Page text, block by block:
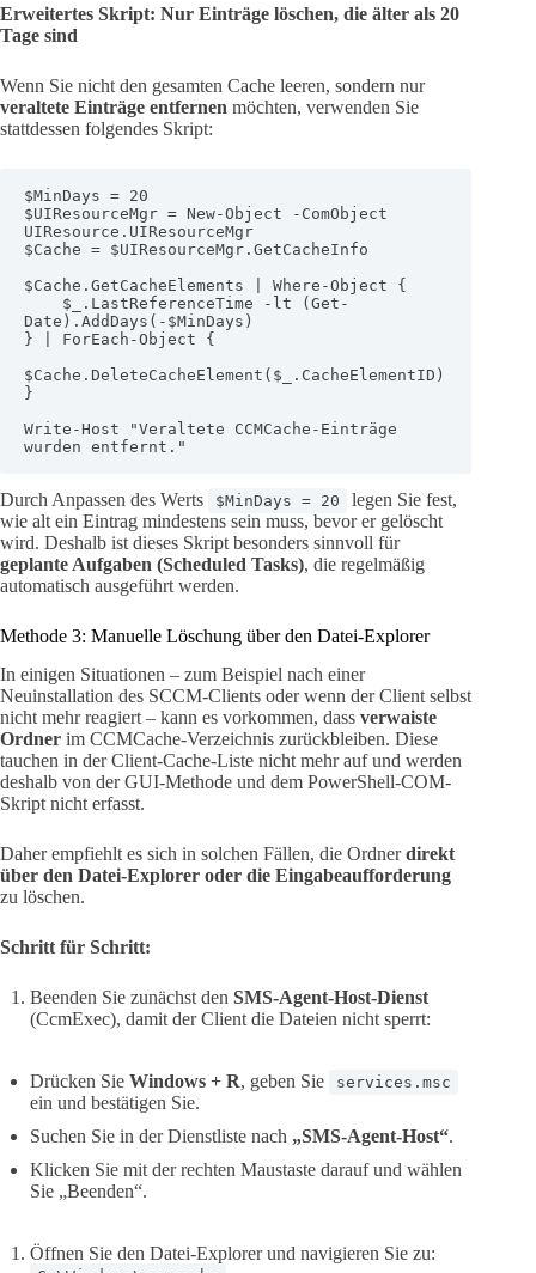
Erweitertes Skript: Nur Einträge löschen, die älter als 20
Tage sind
Wenn Sie nicht den gesamten Cache leeren, sondern nur
veraltete Einträge entfernen möchten, verwenden Sie
stattdessen folgendes Skript:
$MinDays = 20
$UIResourceMgr = New-Object -ComObject
UIResource.UIResourceMgr
$Cache = $UIResourceMgr.GetCacheInfo
$Cache.GetCacheElements | Where-Object {
Date).AddDays(-$MinDays)
} | ForEach-Object {
$Cache.DeleteCacheElement($_.CacheElementID)
}
Write-Host "Veraltete CCMCache-Einträge
wurden entfernt."
Durch Anpassen des Werts $MinDays = 20
legen Sie fest,
wie alt ein Eintrag mindestens sein muss, bevor er gelöscht
wird. Deshalb ist dieses Skript besonders sinnvoll für
geplante Aufgaben (Scheduled Tasks), die regelmäßig
automatisch ausgeführt werden.
Methode 3: Manuelle Löschung über den Datei-Explorer
In einigen Situationen – zum Beispiel nach einer
Neuinstallation des SCCM-Clients oder wenn der Client selbst
nicht mehr reagiert – kann es vorkommen, dass verwaiste
Ordner im CCMCache-Verzeichnis zurückbleiben. Diese
tauchen in der Client-Cache-Liste nicht mehr auf und werden
deshalb von der GUI-Methode und dem PowerShell-COM-
Skript nicht erfasst.
Daher empfiehlt es sich in solchen Fällen, die Ordnerdirekt
über den Datei-Explorer oder die Eingabeaufforderung
zu löschen.
Schritt für Schritt:
Beenden Sie zunächst den SMS-Agent-Host-Dienst
(CcmExec), damit der Client die Dateien nicht sperrt:
Drücken Sie Windows + R, geben Sie services.msc
ein und bestätigen Sie.
Suchen Sie in der Dienstliste nach „SMS-Agent-Host“.
Klicken Sie mit der rechten Maustaste darauf und wählen
Sie „Beenden“.
Öffnen Sie den Datei-Explorer und navigieren Sie zu: